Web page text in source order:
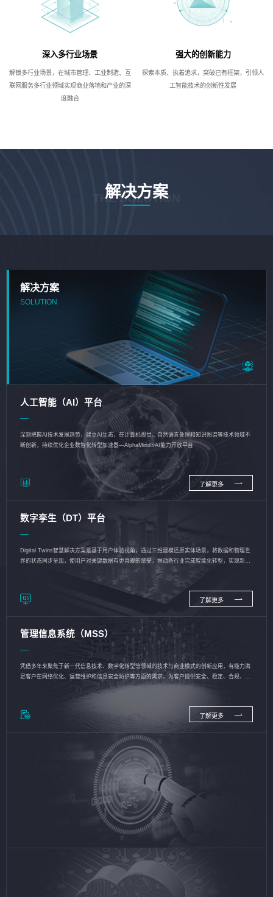
深入多行业场景
解锁多行业场景，在城市管理、工业制造、互
联网服务多行业领域实现商业落地和产业的深
度融合
强大的创新能力
探索本质、执着追求，突破已有框架，引领人
工智能技术的创新性发展
解决方案
THE SOLUTION
解决方案
SOLUTION
人工智能（AI）平台
深刻把握AI技术发展趋势，建立AI生态，在计算机视觉、自然语言处理和知识图谱等技术领域不
断创新，持续优化企业数智化转型加速器—AlphaMind®AI能力开放平台
了解更多
数字孪生（DT）平台
Digital Twins智慧解决方案是基于用户体验视角，通过三维建模还原实体场景，将数据和物理世
界的状态同步呈现，使用户对关键数据有更直观的感受，推动各行业完成智能化转型，实现新旧
了解更多
管理信息系统（MSS）
凭借多年来聚焦于新一代信息技术、数字化转型等领域的技术与商业模式的创新应用，有能力满
足客户在网络优化、运营维护和信息安全防护等方面的需求，为客户提供安全、稳定、合规、持
了解更多